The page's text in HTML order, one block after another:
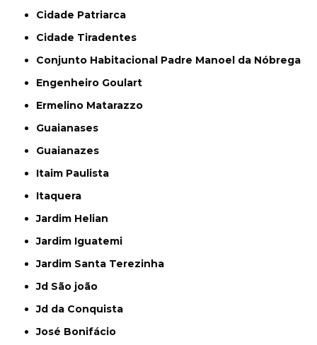
Cidade Patriarca
Cidade Tiradentes
Conjunto Habitacional Padre Manoel da Nóbrega
Engenheiro Goulart
Ermelino Matarazzo
Guaianases
Guaianazes
Itaim Paulista
Itaquera
Jardim Helian
Jardim Iguatemi
Jardim Santa Terezinha
Jd São joão
Jd da Conquista
José Bonifácio